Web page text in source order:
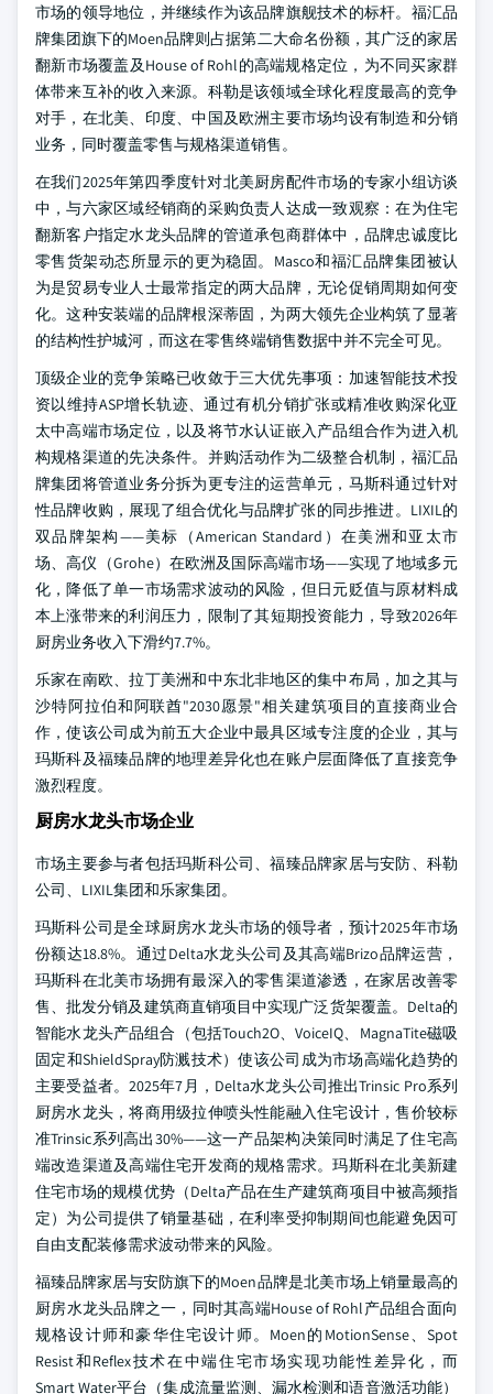
市场的领导地位，并继续作为该品牌旗舰技术的标杆。福汇品
牌集团旗下的Moen品牌则占据第二大命名份额，其广泛的家居
翻新市场覆盖及House of Rohl的高端规格定位，为不同买家群
体带来互补的收入来源。科勒是该领域全球化程度最高的竞争
对手，在北美、印度、中国及欧洲主要市场均设有制造和分销
业务，同时覆盖零售与规格渠道销售。
在我们2025年第四季度针对北美厨房配件市场的专家小组访谈
中，与六家区域经销商的采购负责人达成一致观察：在为住宅
翻新客户指定水龙头品牌的管道承包商群体中，品牌忠诚度比
零售货架动态所显示的更为稳固。Masco和福汇品牌集团被认
为是贸易专业人士最常指定的两大品牌，无论促销周期如何变
化。这种安装端的品牌根深蒂固，为两大领先企业构筑了显著
的结构性护城河，而这在零售终端销售数据中并不完全可见。
顶级企业的竞争策略已收敛于三大优先事项：加速智能技术投
资以维持ASP增长轨迹、通过有机分销扩张或精准收购深化亚
太中高端市场定位，以及将节水认证嵌入产品组合作为进入机
构规格渠道的先决条件。并购活动作为二级整合机制，福汇品
牌集团将管道业务分拆为更专注的运营单元，马斯科通过针对
性品牌收购，展现了组合优化与品牌扩张的同步推进。LIXIL的
双品牌架构——美标（American Standard）在美洲和亚太市
场、高仪（Grohe）在欧洲及国际高端市场——实现了地域多元
化，降低了单一市场需求波动的风险，但日元贬值与原材料成
本上涨带来的利润压力，限制了其短期投资能力，导致2026年
厨房业务收入下滑约7.7%。
乐家在南欧、拉丁美洲和中东北非地区的集中布局，加之其与
沙特阿拉伯和阿联酋"2030愿景"相关建筑项目的直接商业合
作，使该公司成为前五大企业中最具区域专注度的企业，其与
玛斯科及福臻品牌的地理差异化也在账户层面降低了直接竞争
激烈程度。
厨房水龙头市场企业
市场主要参与者包括玛斯科公司、福臻品牌家居与安防、科勒
公司、LIXIL集团和乐家集团。
玛斯科公司是全球厨房水龙头市场的领导者，预计2025年市场
份额达18.8%。通过Delta水龙头公司及其高端Brizo品牌运营，
玛斯科在北美市场拥有最深入的零售渠道渗透，在家居改善零
售、批发分销及建筑商直销项目中实现广泛货架覆盖。Delta的
智能水龙头产品组合（包括Touch2O、VoiceIQ、MagnaTite磁吸
固定和ShieldSpray防溅技术）使该公司成为市场高端化趋势的
主要受益者。2025年7月，Delta水龙头公司推出Trinsic Pro系列
厨房水龙头，将商用级拉伸喷头性能融入住宅设计，售价较标
准Trinsic系列高出30%——这一产品架构决策同时满足了住宅高
端改造渠道及高端住宅开发商的规格需求。玛斯科在北美新建
住宅市场的规模优势（Delta产品在生产建筑商项目中被高频指
定）为公司提供了销量基础，在利率受抑制期间也能避免因可
自由支配装修需求波动带来的风险。
福臻品牌家居与安防旗下的Moen品牌是北美市场上销量最高的
厨房水龙头品牌之一，同时其高端House of Rohl产品组合面向
规格设计师和豪华住宅设计师。Moen的MotionSense、Spot
Resist和Reflex技术在中端住宅市场实现功能性差异化，而
Smart Water平台（集成流量监测、漏水检测和语音激活功能）